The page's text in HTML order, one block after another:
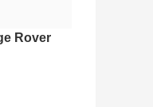
Rover